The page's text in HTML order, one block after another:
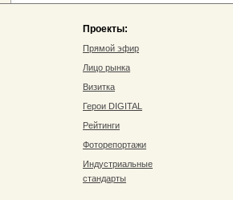
Проекты:
Прямой эфир
Лицо рынка
Визитка
Герои DIGITAL
Рейтинги
Фоторепортажи
Индустриальные
стандарты